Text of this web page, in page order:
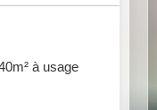
à usage